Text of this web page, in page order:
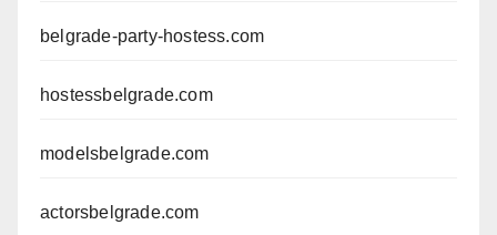
belgrade-party-hostess.com
hostessbelgrade.com
modelsbelgrade.com
actorsbelgrade.com